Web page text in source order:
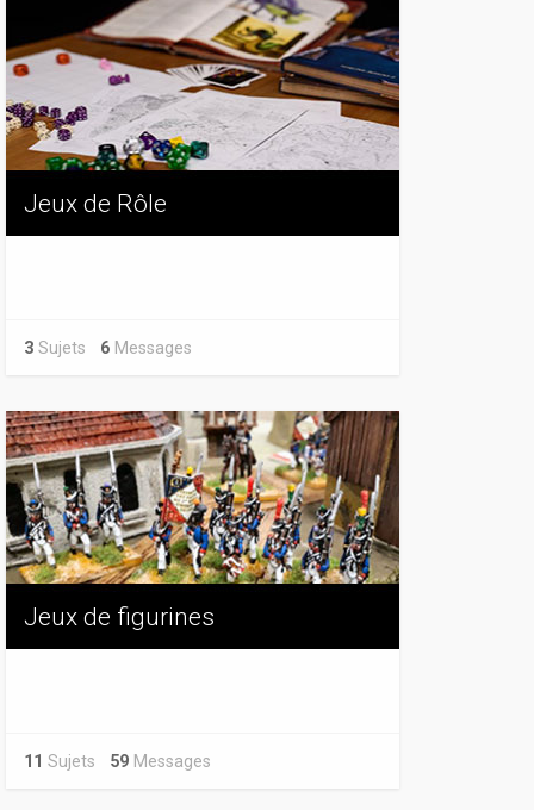
Jeux de Rôle
3 Sujets 6 Messages
Jeux de figurines
11 Sujets 59 Messages